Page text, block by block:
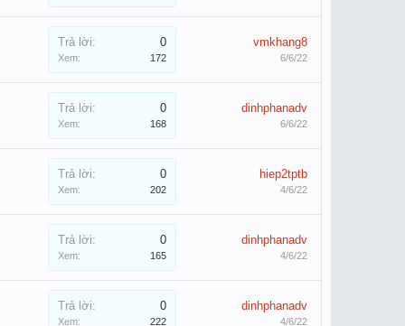
Trả lời: 0
Xem: 172
vmkhang8
6/6/22
Trả lời: 0
Xem: 168
dinhphanadv
6/6/22
Trả lời: 0
Xem: 202
hiep2tptb
4/6/22
Trả lời: 0
Xem: 165
dinhphanadv
4/6/22
Trả lời: 0
Xem: 222
dinhphanadv
4/6/22